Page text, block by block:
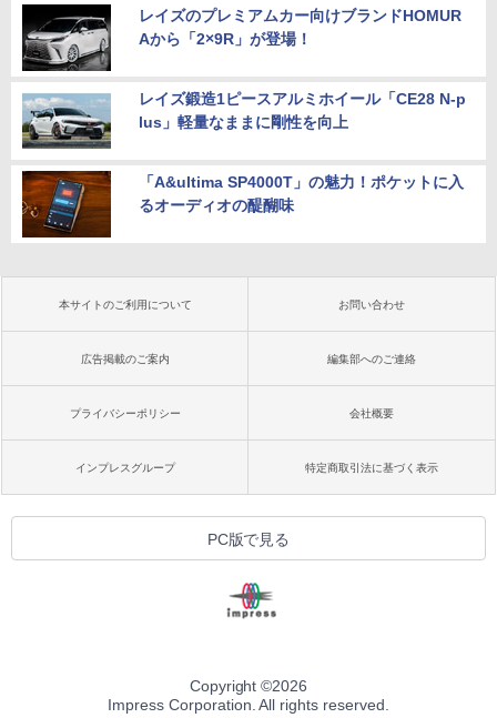
レイズのプレミアムカー向けブランドHOMUR
Aから「2×9R」が登場！
レイズ鍛造1ピースアルミホイール「CE28 N-p
lus」軽量なままに剛性を向上
「A&ultima SP4000T」の魅力！ポケットに入
るオーディオの醍醐味
本サイトのご利用について お問い合わせ
広告掲載のご案内 編集部へのご連絡
プライバシーポリシー 会社概要
インプレスグループ 特定商取引法に基づく表示
PC版で見る
Copyright ©2026
Impress Corporation. All rights reserved.